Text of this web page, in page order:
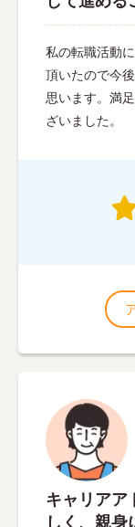
私の転職活動
頂いたので今
思います。満
ざいました。
キャリアア
しく、親身